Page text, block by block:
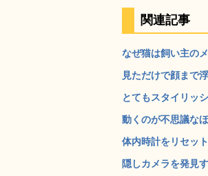
関連記事
なぜ猫は飼い主の
見ただけで顔まで
とてもスタイリッ
動くのが不思議な
体内時計をリセッ
隠しカメラを発見